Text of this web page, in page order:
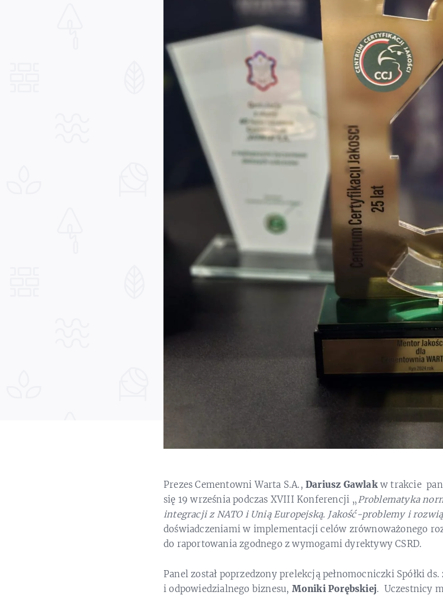
Prezes Cementowni Warta S.A., Dariusz Gawlakw trakcie
się 19 września podczas XVIII Konferencji „Problematyka
integracji z NATO i Unią Europejską. Jakość-problemy i
doświadczeniami w implementacji celów zrównoważonego
do raportowania zgodnego z wymogami dyrektywy CSRD.
Panel został poprzedzony prelekcją pełnomocniczki Spółki
i odpowiedzialnego biznesu, Moniki Porębskiej. Uczestnicy